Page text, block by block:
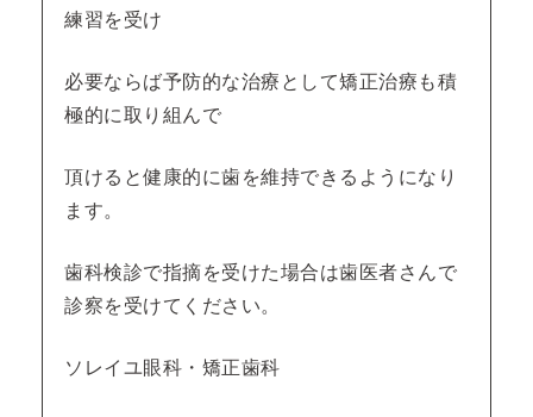
練習を受け
必要ならば予防的な治療として矯正治療も積
極的に取り組んで
頂けると健康的に歯を維持できるようになり
ます。
歯科検診で指摘を受けた場合は歯医者さんで
診察を受けてください。
ソレイユ眼科・矯正歯科